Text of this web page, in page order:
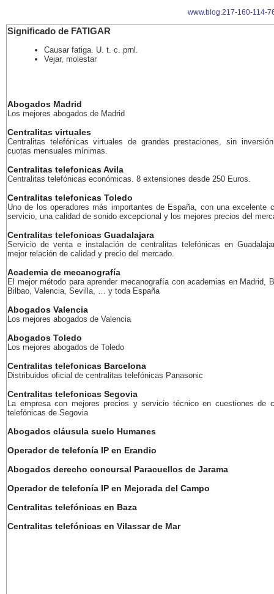
www.blog.217-160-114-
Significado de FATIGAR
Causar fatiga. U. t. c. prnl.
Vejar, molestar
Abogados Madrid
Los mejores abogados de Madrid
Centralitas virtuales
Centralitas telefónicas virtuales de grandes prestaciones, sin
cuotas mensuales mínimas.
Centralitas telefonicas Avila
Centralitas telefónicas económicas. 8 extensiones desde 250 Euros.
Centralitas telefonicas Toledo
Uno de los operadores más importantes de España, con una excelente
servicio, una calidad de sonido excepcional y los mejores precios del
Centralitas telefonicas Guadalajara
Servicio de venta e instalación de centralitas telefónicas en
mejor relación de calidad y precio del mercado.
Academia de mecanografía
El mejor método para aprender mecanografía con academias en Madrid,
Bilbao, Valencia, Sevilla, … y toda España
Abogados Valencia
Los mejores abogados de Valencia
Abogados Toledo
Los mejores abogados de Toledo
Centralitas telefonicas Barcelona
Distribuidos oficial de centralitas telefónicas Panasonic
Centralitas telefonicas Segovia
La empresa con mejores precios y servicio técnico en cuestiones de
telefónicas de Segovia
Abogados cláusula suelo Humanes
Operador de telefonía IP en Erandio
Abogados derecho concursal Paracuellos de Jarama
Operador de telefonía IP en Mejorada del Campo
Centralitas telefónicas en Baza
Centralitas telefónicas en Vilassar de Mar